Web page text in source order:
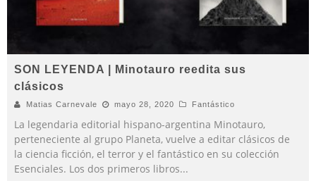
SON LEYENDA | Minotauro reedita sus
clásicos
Matias Carnevale mayo 28, 2020 Fantástico
La legendaria editorial hispano-argentina Minotauro,
perteneciente al grupo Planeta, vuelve a editar clásicos de
la ciencia ficción, el terror y el fantástico en su colección
Esenciales. Los dos primeros libros...